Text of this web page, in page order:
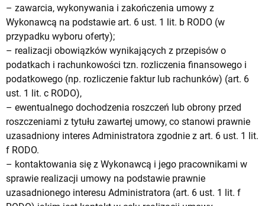
– zawarcia, wykonywania i zakończenia umowy z
Wykonawcą na podstawie art. 6 ust. 1 lit. b RODO (w
przypadku wyboru oferty);
– realizacji obowiązków wynikających z przepisów o
podatkach i rachunkowości tzn. rozliczenia finansowego i
podatkowego (np. rozliczenie faktur lub rachunków) (art. 6
ust. 1 lit. c RODO),
– ewentualnego dochodzenia roszczeń lub obrony przed
roszczeniami z tytułu zawartej umowy, co stanowi prawnie
uzasadniony interes Administratora zgodnie z art. 6 ust. 1 lit.
f RODO.
– kontaktowania się z Wykonawcą i jego pracownikami w
sprawie realizacji umowy na podstawie prawnie
uzasadnionego interesu Administratora (art. 6 ust. 1 lit. f